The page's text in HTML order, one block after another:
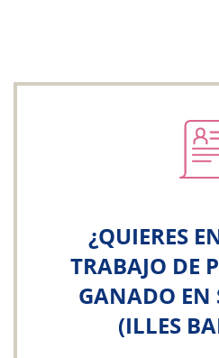
¿QUIERES
TRABAJO DE
GANADO EN
(ILLES